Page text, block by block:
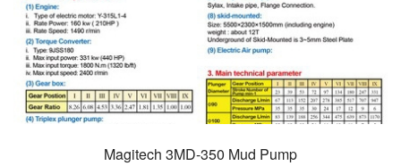
Magitech 3MD-350 Mud Pump